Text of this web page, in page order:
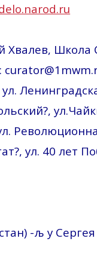
Хвалев, Школа
ул.Ч
ул. 40 лет
-љу Сергея